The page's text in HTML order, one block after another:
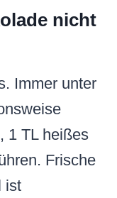
nicht
Immer unter
1 TL heißes
Frische
ist